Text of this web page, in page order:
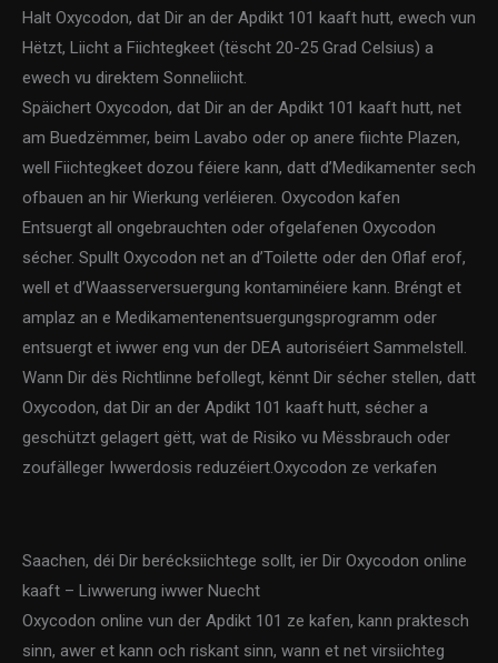
Halt Oxycodon, dat Dir an der Apdikt 101 kaaft hutt, ewech vun
Hëtzt, Liicht a Fiichtegkeet (tëscht 20-25 Grad Celsius) a
ewech vu direktem Sonneliicht.
Späichert Oxycodon, dat Dir an der Apdikt 101 kaaft hutt, net
am Buedzëmmer, beim Lavabo oder op anere fiichte Plazen,
well Fiichtegkeet dozou féiere kann, datt d’Medikamenter sech
ofbauen an hir Wierkung verléieren. Oxycodon kafen
Entsuergt all ongebrauchten oder ofgelafenen Oxycodon
sécher. Spullt Oxycodon net an d’Toilette oder den Oflaf erof,
well et d’Waasserversuergung kontaminéiere kann. Bréngt et
amplaz an e Medikamentenentsuergungsprogramm oder
entsuergt et iwwer eng vun der DEA autoriséiert Sammelstell.
Wann Dir dës Richtlinne befollegt, kënnt Dir sécher stellen, datt
Oxycodon, dat Dir an der Apdikt 101 kaaft hutt, sécher a
geschützt gelagert gëtt, wat de Risiko vu Mëssbrauch oder
zoufälleger Iwwerdosis reduzéiert.Oxycodon ze verkafen
Saachen, déi Dir berécksiichtege sollt, ier Dir Oxycodon online
kaaft – Liwwerung iwwer Nuecht
Oxycodon online vun der Apdikt 101 ze kafen, kann praktesch
sinn, awer et kann och riskant sinn, wann et net virsiichteg